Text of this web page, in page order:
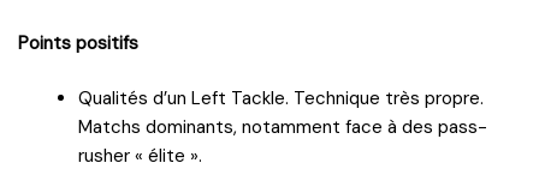
Points positifs
Qualités d’un Left Tackle. Technique très propre.
Matchs dominants, notamment face à des pass-
rusher « élite ».